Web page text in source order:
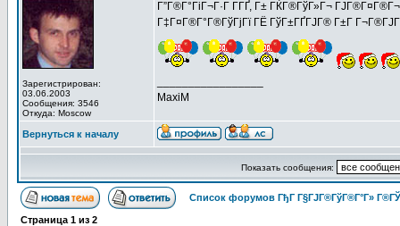
Зарегистрирован:
03.06.2003
Сообщения: 3546
Откуда: Moscow
Г”Г®Г°ГіГ¬Г·Г Г­ГҐ, Г± ГЌГ®ГўГ»Г¬
Г‡Г¤Г®Г°Г®ГўГјГї ГЁ ГўГ±ГҐГЈГ® Г±Г
MaxiM
Вернуться к началу
Показать сообщения:
Список форумов ГђГ Г§ГЈГ®ГўГ®Г°Г»
Страница 1 из 2